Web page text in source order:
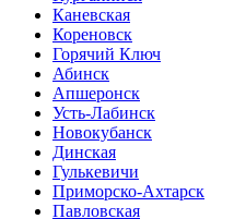
Каневская
Кореновск
Горячий Ключ
Абинск
Апшеронск
Усть-Лабинск
Новокубанск
Динская
Гулькевичи
Приморско-Ахтарск
Павловская